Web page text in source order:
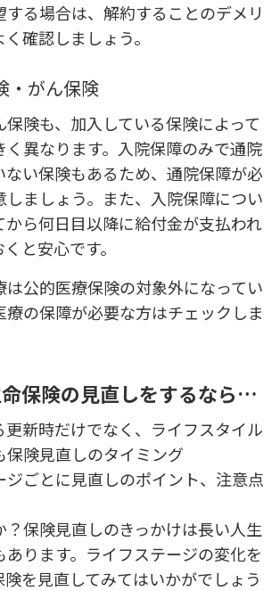
る場合は、解約することのデメリ
確認しましょう。
・がん保険
険も、加入している保険によって
く異なります。入院保障のみで通院
ない保険もあるため、通院保障が必
しましょう。また、入院保障につい
から何日目以降に給付金が支払われ
と安心です。
は公的医療保険の対象外になってい
療の保障が必要な方はチェックしま
保険の見直しをするなら…
更新時だけでなく、ライフスタイル
保険見直しのタイミング
ジごとに見直しのポイント、注意点
？保険見直しのきっかけは長い人生
あります。ライフステージの変化を
険を見直してみてはいかがでしょう